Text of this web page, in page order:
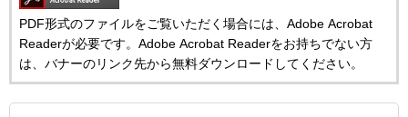
PDF形式のファイルをご覧いただく場合には、Adobe Acrobat
Readerが必要です。Adobe Acrobat Readerをお持ちでない方
は、バナーのリンク先から無料ダウンロードしてください。